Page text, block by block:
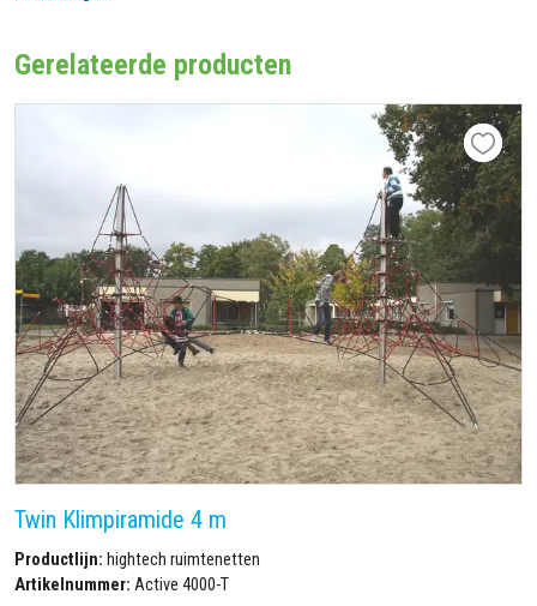
Gerelateerde producten
Twin Klimpiramide 4 m
Productlijn: hightech ruimtenetten
Artikelnummer: Active 4000-T